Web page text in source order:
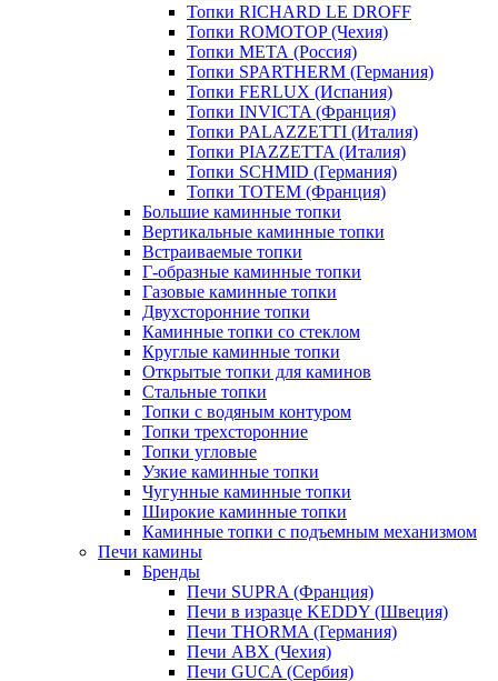
Топки RICHARD LE DROFF
Топки ROMOTOP (Чехия)
Топки МЕТА (Россия)
Топки SPARTHERM (Германия)
Топки FERLUX (Испания)
Топки INVICTA (Франция)
Топки PALAZZETTI (Италия)
Топки PIAZZETTA (Италия)
Топки SCHMID (Германия)
Топки TOTEM (Франция)
Большие каминные топки
Вертикальные каминные топки
Встраиваемые топки
Г-образные каминные топки
Газовые каминные топки
Двухсторонние топки
Каминные топки со стеклом
Круглые каминные топки
Открытые топки для каминов
Стальные топки
Топки с водяным контуром
Топки трехсторонние
Топки угловые
Узкие каминные топки
Чугунные каминные топки
Широкие каминные топки
Каминные топки с подъемным механизмом
Печи камины
Бренды
Печи SUPRA (Франция)
Печи в изразце KEDDY (Швеция)
Печи THORMA (Германия)
Печи ABX (Чехия)
Печи GUCA (Сербия)